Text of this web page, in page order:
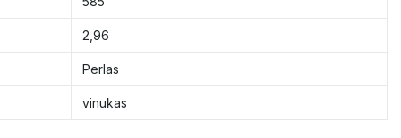
2,96
Perlas
vinukas